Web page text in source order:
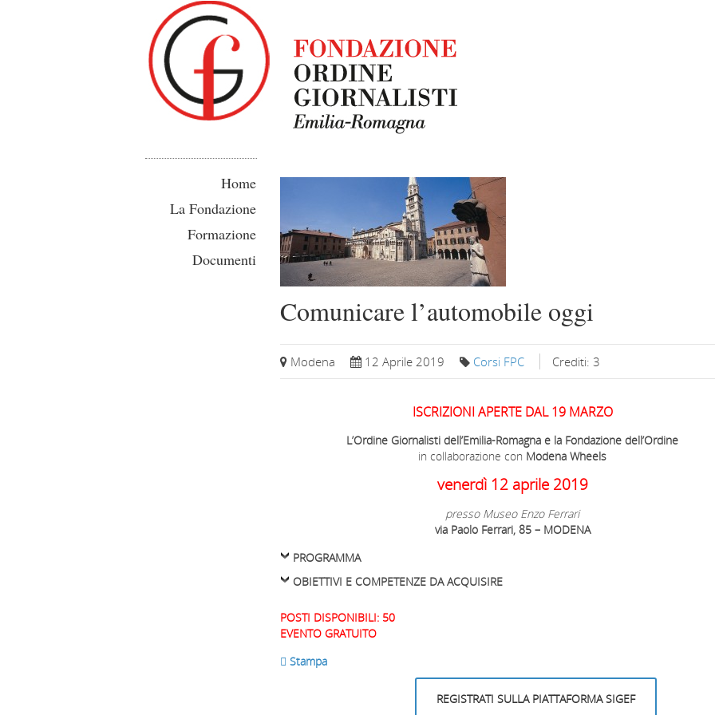
Home
La Fondazione
Formazione
Documenti
Comunicare l’automobile oggi
Modena 12 Aprile 2019 Corsi FPC Crediti: 3
ISCRIZIONI APERTE DAL 19 MARZO
L’Ordine Giornalisti dell’Emilia-Romagna e la Fondazione dell’Ordine
in collaborazione con Modena Wheels
venerdì 12 aprile 2019
presso Museo Enzo Ferrari
via Paolo Ferrari, 85 – MODENA
PROGRAMMA
OBIETTIVI E COMPETENZE DA ACQUISIRE
POSTI DISPONIBILI: 50
EVENTO GRATUITO
REGISTRATI SULLA PIATTAFORMA SIGEF
 Stampa